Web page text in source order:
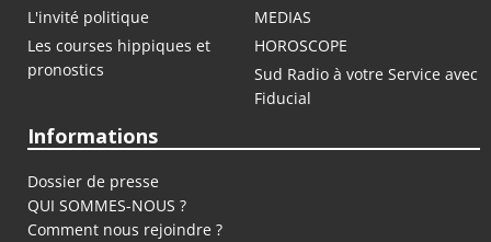
L'invité politique
MEDIAS
Les courses hippiques et
pronostics
HOROSCOPE
Sud Radio à votre Service avec
Fiducial
Informations
Dossier de presse
QUI SOMMES-NOUS ?
Comment nous rejoindre ?